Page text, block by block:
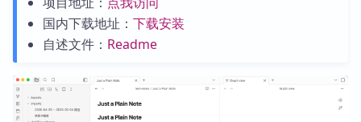
国内下载地址： 下载安装
自述文件： Readme